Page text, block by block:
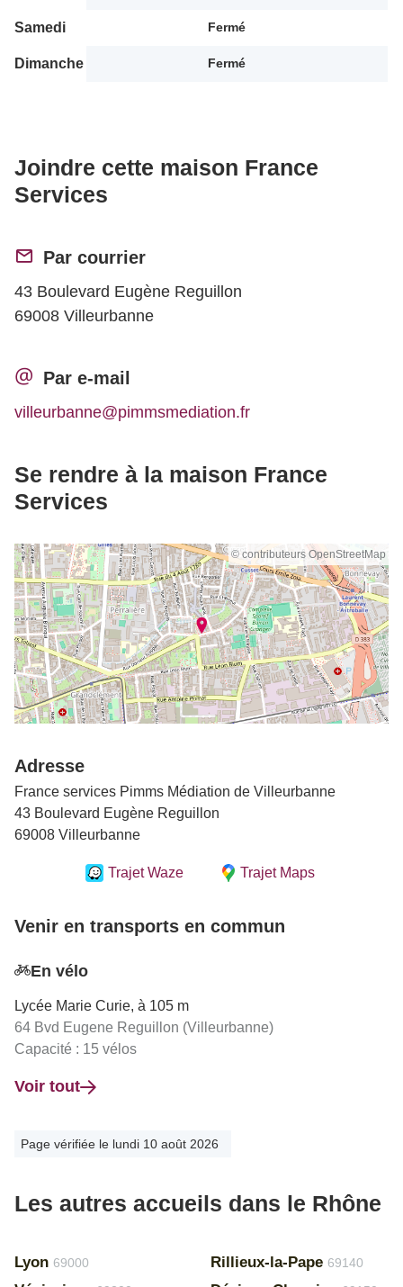
Samedi Fermé
Dimanche Fermé
Joindre cette maison France
Services
Par courrier
43 Boulevard Eugène Reguillon
69008 Villeurbanne
Par e-mail
villeurbanne@pimmsmediation.fr
Se rendre à la maison France
Services
© contributeurs OpenStreetMap
Adresse
France services Pimms Médiation de Villeurbanne
43 Boulevard Eugène Reguillon
69008 Villeurbanne
Trajet Waze Trajet Maps
Venir en transports en commun
En vélo
Lycée Marie Curie, à 105 m
64 Bvd Eugene Reguillon (Villeurbanne)
Capacité : 15 vélos
Voir tout
Page vérifiée le lundi 10 août 2026
Les autres accueils dans le Rhône
Lyon 69000 Rillieux-la-Pape 69140